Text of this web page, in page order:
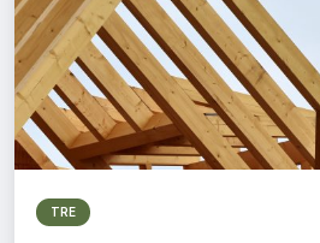
Digitalisering
Eiendom
TRE